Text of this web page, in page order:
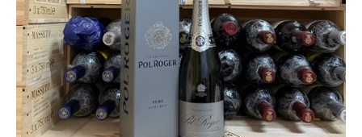
Apri
1
dei
contenuti
multimediali
nella
modalità
galleria